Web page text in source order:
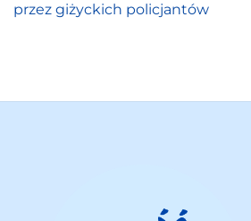
przez giżyckich policjantów